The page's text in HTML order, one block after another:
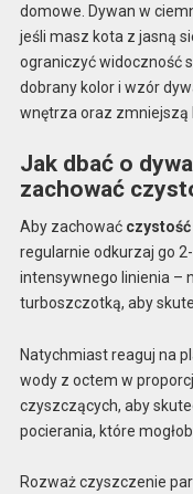
domowe. Dywan w
jeśli masz kota z jasną
ograniczyć widoczność
dobrany kolor i wzór
wnętrza oraz zmniejszą
Jak dbać o
zachować
Aby zachować czystość
regularnie odkurzaj go
intensywnego linienia –
turboszczotką, aby
Natychmiast reaguj na
wody z octem w
czyszczących, aby
pocierania, które
Rozważ czyszczenie